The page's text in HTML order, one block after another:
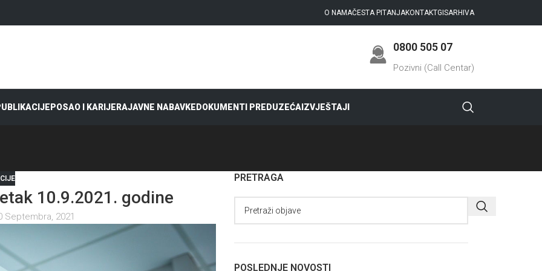
O NAMAČESTA PITANJAKONTAKTGISARHIVA
0800 505 07
Pozivni (Call Centar)
POSAO I KARIJERAJAVNE NABAVKEDOKUMENTI PREDUZEĆAIZVJEŠTAJI
10.9.2021. godine
Septembra, 2021
PRETRAGA
POSLEDNJE NOVOSTI